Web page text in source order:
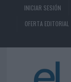
INICIAR SESIÓN
OFERTA EDITORIAL